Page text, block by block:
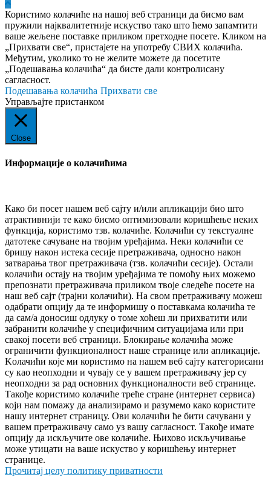
Користимо колачиће на нашој веб страници да бисмо вам
пружили најквалитетније искуство тако што ћемо запамтити
ваше жељене поставке приликом претходне посете. Кликом на
„Прихвати све“, пристајете на употребу СВИХ колачића.
Међутим, уколико то не желите можете да посетите
„Подешавања колачића“ да бисте дали контролисану
сагласност.
Подешавања колачића Прихвати све
Управљајте пристанком
Close
Информације о колачићима
Како би посет нашем веб сајту и/или апликацији био што
атрактивнији те како бисмо оптимизовали коришћење неких
функција, користимо тзв. колачиће. Колачићи су текстуалне
датотеке сачуване на твојим уређајима. Неки колачићи се
бришу након истека сесије претраживача, односно након
затварања твог претраживача (тзв. колачићи сесије). Остали
колачићи остају на твојим уређајима те помоћу њих можемо
препознати претраживача приликом твоје следеће посете на
наш веб сајт (трајни колачићи). На свом претраживачу можеш
одабрати опцију да те информишу о поставкама колачића те
да сам/а доносиш одлуку о томе хоћеш ли прихватити или
забранити колачиће у специфичним ситуацијама или при
свакој посети веб страници. Блокирање колачића може
ограничити функционалност наше странице или апликације.
Kолачићи које ми користимо на нашем веб сајту категорисани
су као неопходни и чувају се у вашем претраживачу јер су
неопходни за рад основних функционалности веб странице.
Такође користимо колачиће треће стране (интернет сервиса)
који нам помажу да анализирамо и разумемо како користите
нашу интернет страницу. Ови колачићи ће бити сачувани у
вашем претраживачу само уз вашу сагласност. Такође имате
опцију да искључите ове колачиће. Њихово искључивање
може утицати на ваше искуство у коришћењу интернет
странице.
Прочитај целу политику приватности